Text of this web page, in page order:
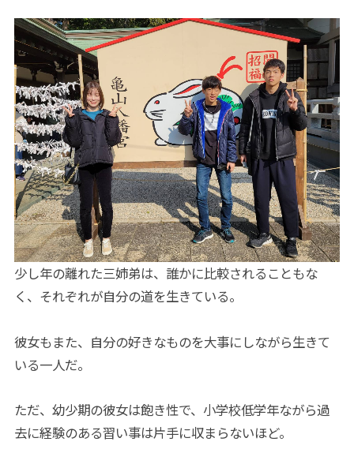
少し年の離れた三姉弟は、誰かに比較されることもな
く、それぞれが自分の道を生きている。
彼女もまた、自分の好きなものを大事にしながら生きて
いる一人だ。
ただ、幼少期の彼女は飽き性で、小学校低学年ながら過
去に経験のある習い事は片手に収まらないほど。